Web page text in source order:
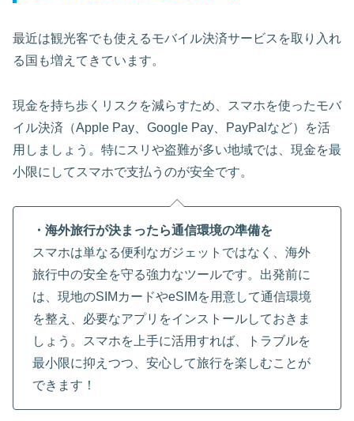
最近は観光客でも使えるモバイル決済サービスを取り入れ
る国も増えてきています。
現金を持ち歩くリスクを減らすため、スマホを使ったモバ
イル決済（Apple Pay、Google Pay、PayPalなど）を活
用しましょう。特にスリや盗難が多い地域では、現金を最
小限にしてスマホで支払うのが安全です。
・海外旅行が決まったら通信環境の準備を
スマホは単なる便利なガジェットではなく、海外
旅行中の安全を守る強力なツールです。出発前に
は、現地のSIMカードやeSIMを用意して通信環境
を整え、必要なアプリをインストールしておきま
しょう。スマホを上手に活用すれば、トラブルを
最小限に抑えつつ、安心して旅行を楽しむことが
できます！